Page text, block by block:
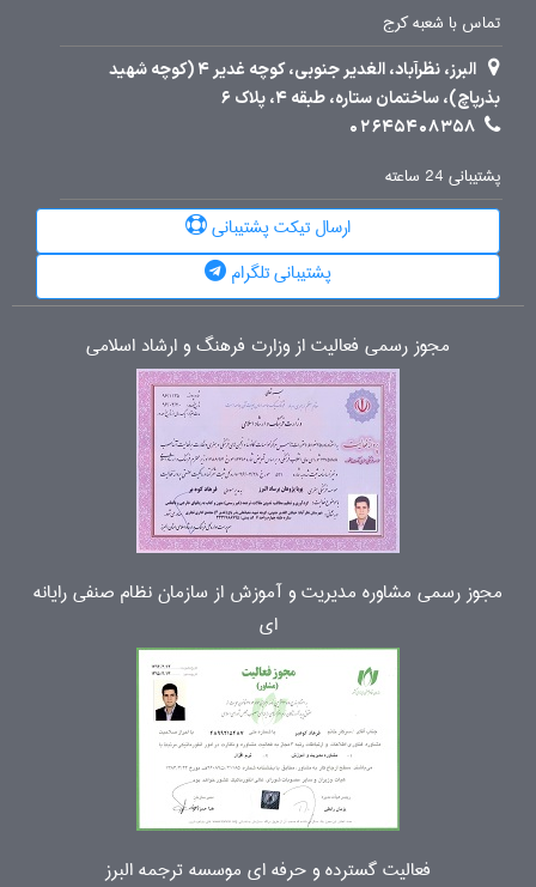
تماس با شعبه کرج
البرز، نظرآباد، الغدیر جنوبی، کوچه غدیر 4 (کوچه شهید
بذرپاچ)، ساختمان ستاره، طبقه 4، پلاک 6
02645408358
پشتیبانی 24 ساعته
ارسال تیکت پشتیبانی
پشتیبانی تلگرام
مجوز رسمی فعالیت از وزارت فرهنگ و ارشاد اسلامی
مجوز رسمی مشاوره مدیریت و آموزش از سازمان نظام صنفی رایانه
ای
فعالیت گسترده و حرفه ای موسسه ترجمه البرز